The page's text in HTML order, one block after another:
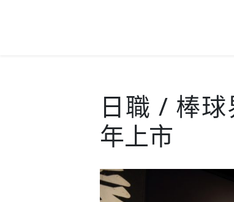
日職 / 棒
年上市